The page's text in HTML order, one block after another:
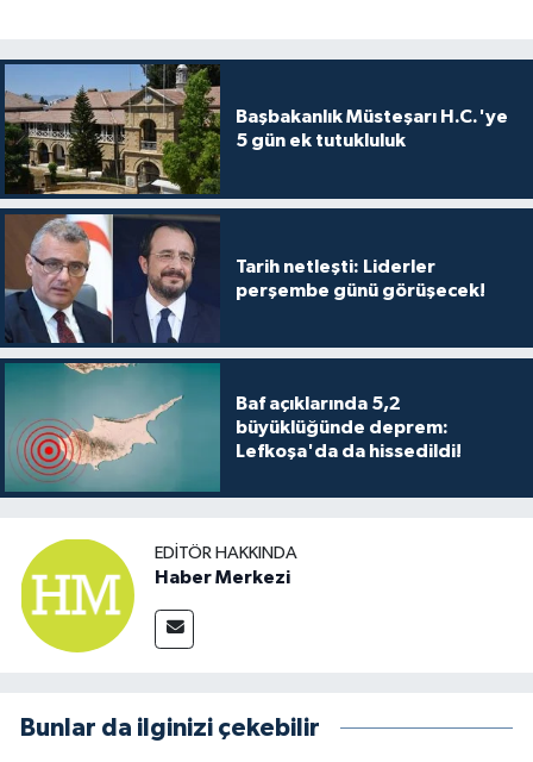
Başbakanlık Müsteşarı H.C.'ye
5 gün ek tutukluluk
Tarih netleşti: Liderler
perşembe günü görüşecek!
Baf açıklarında 5,2
büyüklüğünde deprem:
Lefkoşa'da da hissedildi!
EDITÖR HAKKINDA
Haber Merkezi
Bunlar da ilginizi çekebilir
SPOR
TATLISU
TEKNOLOJİ
TİCARET
YAŞAM